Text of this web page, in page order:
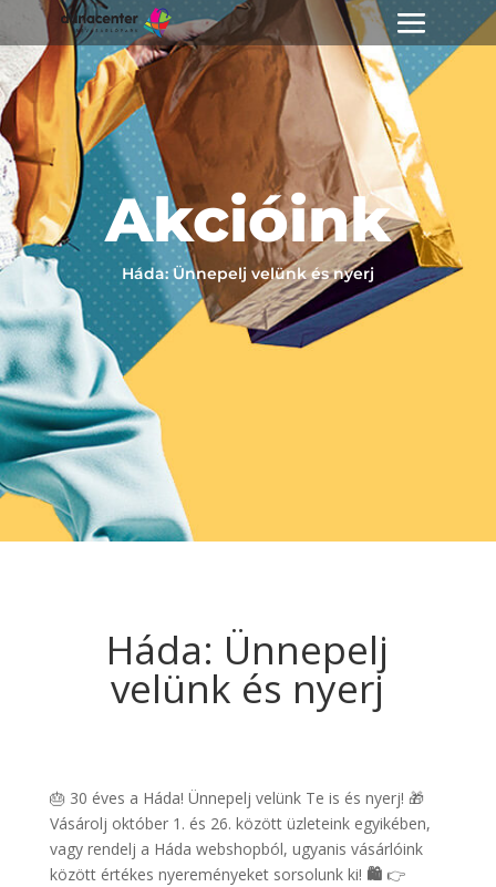
Akcióink
Háda: Ünnepelj velünk és nyerj
Háda: Ünnepelj
velünk és nyerj
🎂 30 éves a Háda! Ünnepelj velünk Te is és nyerj! 🎁
Vásárolj október 1. és 26. között üzleteink egyikében,
vagy rendelj a Háda webshopból, ugyanis vásárlóink
között értékes nyereményeket sorsolunk ki! 🛍️ 👉